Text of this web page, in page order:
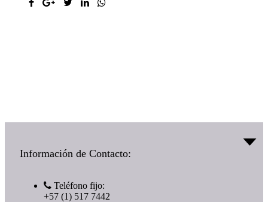
Información de Contacto:
Teléfono fijo:
+57 (1) 517 7442